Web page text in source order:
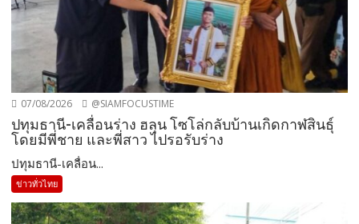
07/08/2026 @SIAMFOCUSTIME
ปทุมธานี-เคลื่อนร่าง ฮลุน โซโล่กลับบ้านเกิดกาฬสินธุ์
โดยมีพี่ชาย และพี่สาว ไปรอรับร่าง
ปทุมธานี-เคลื่อน...
ข่าวทั่วไทย